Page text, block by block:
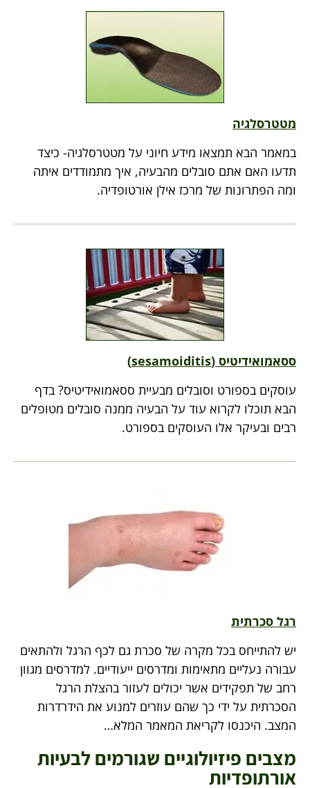
מטטרסלגיה
במאמר הבא תמצאו מידע חיוני על מטטרסלגיה- כיצד
תדעו האם אתם סובלים מהבעיה, איך מתמודדים איתה
ומה הפתרונות של מרכז אילן אורטופדיה.
ססאמואידיטיס (sesamoiditis)
עוסקים בספורט וסובלים מבעיית ססאמואידיטיס? בדף
הבא תוכלו לקרוא עוד על הבעיה ממנה סובלים מטופלים
רבים ובעיקר אלו העוסקים בספורט.
רגל סכרתית
יש להתייחס בכל מקרה של סכרת גם לכף הרגל ולהתאים
עבורה נעליים מתאימות ומדרסים ייעודיים. למדרסים מגוון
רחב של תפקידים אשר יכולים לעזור בהצלת הרגל
הסכרתית על ידי כך שהם עוזרים למנוע את הידרדרות
המצב. היכנסו לקריאת המאמר המלא…
מצבים פיזיולוגיים שגורמים לבעיות
אורתופדיות